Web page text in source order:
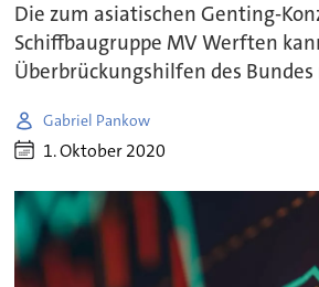
Die zum asiatischen Genting-
Schiffbaugruppe MV Werften
Überbrückungshilfen des
Gabriel Pankow
1. Oktober 2020